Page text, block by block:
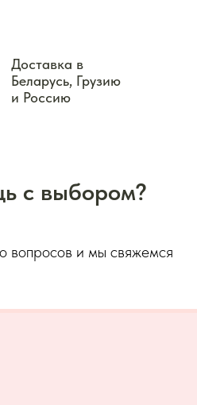
Доставка в
Беларусь, Грузию
и Россию
с выбором?
вопросов и мы свяжемся